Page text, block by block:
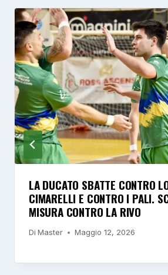
LA DUCATO SBATTE CONTRO
CIMARELLI E CONTRO I PALI.
MISURA CONTRO LA RIVO
Di Master Maggio 12, 2026